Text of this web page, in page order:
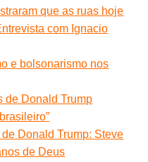
que as ruas hoje
com Ignacio
e bolsonarismo nos
de Donald Trump
de Donald Trump: Steve
de Deus